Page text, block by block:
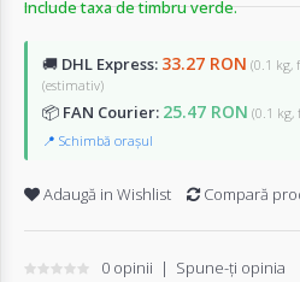
Include taxa de timbru verde.
🚚 DHL Express: 33.27 RON (0.1 kg,
(estimativ)
📦 FAN Courier: 25.47 RON (0.1 kg,
📍 Schimbă orașul
Adaugă in Wishlist Compară
0 opinii | Spune-ţi opinia